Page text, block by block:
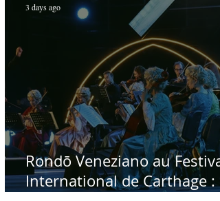
Rondō Veneziano au Festival
International de Carthage :
3 days ago